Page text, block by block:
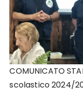
COMUNICATO
scolastico 2024/